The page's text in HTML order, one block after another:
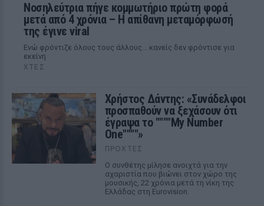
Νοσηλεύτρια πήγε κομμωτήριο πρώτη φορά
μετά από 4 χρόνια – Η απίθανη μεταμόρφωσή
της έγινε viral
Ενώ φρόντιζε όλους τους άλλους... κανείς δεν φρόντισε για
εκείνη
ΧΤΕΣ
Χρήστος Δάντης: «Συνάδελφοι
προσπαθούν να ξεχάσουν ότι
έγραψα το """"My Number
One""""»
ΠΡΟΧΤΈΣ
Ο συνθέτης μίλησε ανοιχτά για την
αχαριστία που βιώνει στον χώρο της
μουσικής, 22 χρόνια μετά τη νίκη της
Ελλάδας στη Eurovision.